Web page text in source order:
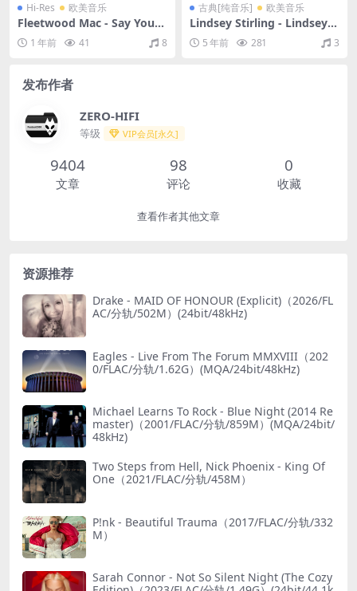
Hi-Res 欧美音乐
Fleetwood Mac - Say You
Will（2003/FLAC/分轨/1.66
G）(24bit/96kHz)
1 年前 41 8
古典[纯音乐] 欧美音乐
Lindsey Stirling - Lindsey S
tirling（2013/FLAC/分轨/34
7M）5 年前 281 3
发布作者
ZERO-HIFI
等级 VIP会员[永久]
9404
文章
98
评论
0
收藏
查看作者其他文章
资源推荐
Drake - MAID OF HONOUR (Explicit)（2026/FL
AC/分轨/502M）(24bit/48kHz)
Eagles - Live From The Forum MMXVIII（202
0/FLAC/分轨/1.62G）(MQA/24bit/48kHz)
Michael Learns To Rock - Blue Night (2014 Re
master)（2001/FLAC/分轨/859M）(MQA/24bit/
48kHz)
Two Steps from Hell, Nick Phoenix - King Of
One（2021/FLAC/分轨/458M）
P!nk - Beautiful Trauma（2017/FLAC/分轨/332
M）
Sarah Connor - Not So Silent Night (The Cozy